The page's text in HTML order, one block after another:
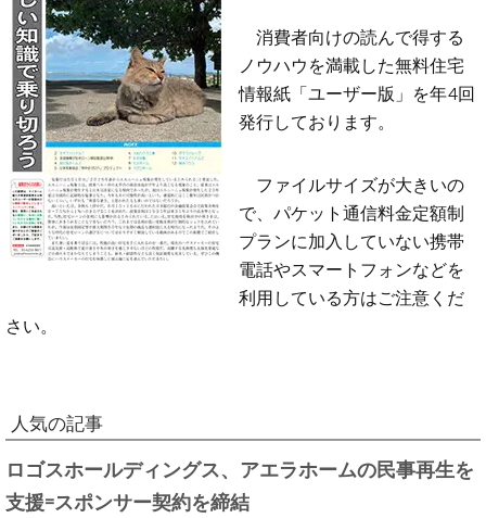
消費者向けの読んで得する
ノウハウを満載した無料住宅
情報紙「ユーザー版」を年4回
発行しております。
ファイルサイズが大きいの
で、パケット通信料金定額制
プランに加入していない携帯
電話やスマートフォンなどを
利用している方はご注意くだ
さい。
人気の記事
ロゴスホールディングス、アエラホームの民事再生を
支援=スポンサー契約を締結